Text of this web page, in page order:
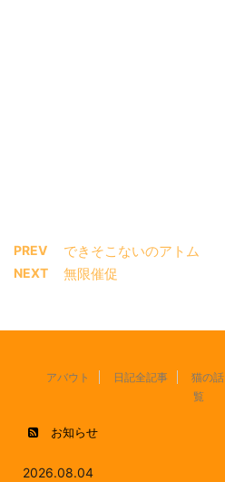
PREV できそこないのアトム
NEXT 無限催促
アバウト 日記全記事 猫の話
覧
お知らせ
2026.08.04